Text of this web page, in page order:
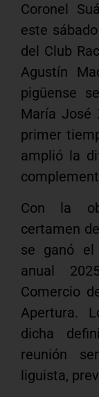
Coronel
este
del Club
Agustín
pigüense
María José
primer
amplió la
Con la
certamen
se ganó el
anual
Comercio
Apertura.
dicha
reunión
liguista,